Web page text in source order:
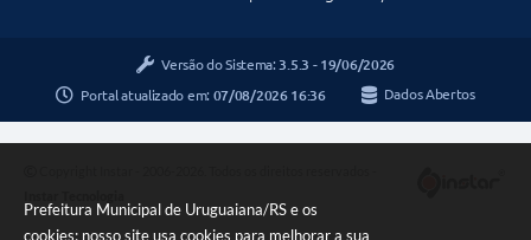
Prefeitura Municipal de Uruguaiana/RS e os
cookies: nosso site usa cookies para melhorar a sua
Versão do Sistema: 3.5.3 - 19/06/2026
Portal atualizado em: 07/08/2026 16:36 Dados Abertos